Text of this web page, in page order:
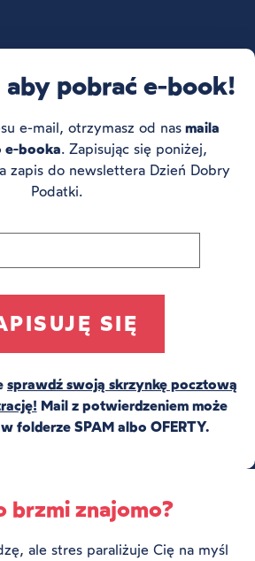
aby pobrać e-book!
e-mail, otrzymasz od nasmaila
e-booka. Zapisując się poniżej,
zapis do newslettera Dzień Dobry
Podatki.
sprawdź swoją skrzynkę pocztową
Mail z potwierdzeniem może
folderze SPAM albo OFERTY.
brzmi znajomo?
ale stres paraliżuje Cię na myśl